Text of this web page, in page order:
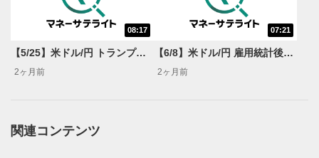
一時停止します。
動画再生エリアにマウスを乗せると表示されます。
08:17
【5/25】米ドル/円 トランプ停戦協議？日銀総裁発言で円高は進む？＜FX MARKET VIEW＞
2ヶ月前
07:21
【6/8】米ドル/円 雇用統計後のトレード戦略&市場の関心はNZドル？＜FX MARKET VIEW＞
2ヶ月前
関連コンテンツ